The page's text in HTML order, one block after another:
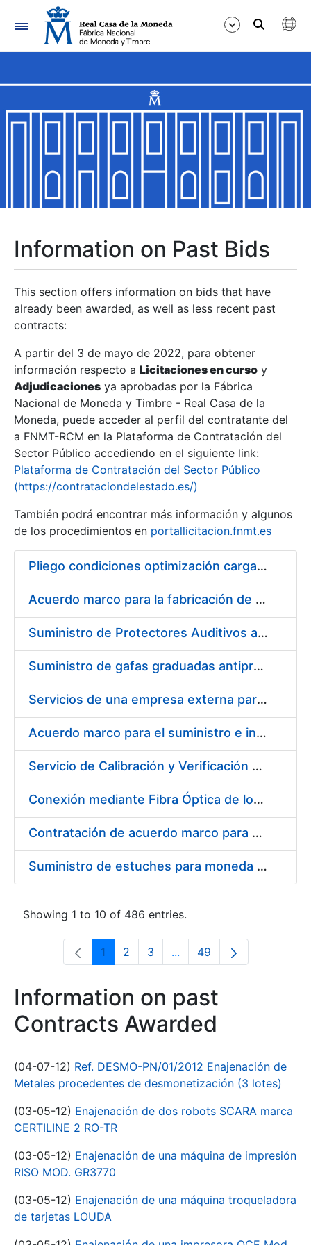
Navigation
Show/Hide
Show/Hide
Show/Hide
Show/Hide
Show/Hide
Show/Hide
Information on Past Bids
This section offers information on bids that have
already been awarded, as well as less recent past
contracts:
A partir del 3 de mayo de 2022, para obtener
información respecto a Licitaciones en curso y
Adjudicaciones ya aprobadas por la Fábrica
Nacional de Moneda y Timbre - Real Casa de la
Moneda, puede acceder al perfil del contratante del
a FNMT-RCM en la Plataforma de Contratación del
Sector Público accediendo en el siguiente link:
Plataforma de Contratación del Sector Público
(https://contrataciondelestado.es/)
También podrá encontrar más información y algunos
de los procedimientos en portallicitacion.fnmt.es
Pliego condiciones optimización cargas compras firmado
Acuerdo marco para la fabricación de piezas
Suministro de Protectores Auditivos a medida para las personas trabajadoras de los Centros de Trabajo de Madrid y Burgos
Suministro de gafas graduadas antiproyecciones para los trabajadores de la FNMT-RCM en los centros de trabajo de Madrid y Burgos
Servicios de una empresa externa para el asesoramiento y resolución de los recursos de alzada que se presentan relacionados con procesos de selección para la FNMT-RCM
Acuerdo marco para el suministro e instalación de persianas, estores y otros complementos
Servicio de Calibración y Verificación Externa de los Equipos de Medición del Servicio de Prevención de la FNMT-RCM
Conexión mediante Fibra Óptica de los Centros de Proceso de Datos (CPDs) de las sedes de la FNMT-RCM de Burgos y Madrid
Contratación de acuerdo marco para el Suministro de Material de Electricidad para la Fábrica Nacional de Moneda y Timbre-Real Casa de la Moneda en su centro de trabajo de Burgos
Suministro de estuches para moneda de 30 €
Showing 1 to 10 of 486 entries.
Page
1 Page
2 Page
3 ...Intermediate Pages Use
Page
49
Information on past
Contracts Awarded
(04-07-12) Ref. DESMO-PN/01/2012 Enajenación de
Metales procedentes de desmonetización (3 lotes)
(03-05-12) Enajenación de dos robots SCARA marca
CERTILINE 2 RO-TR
(03-05-12) Enajenación de una máquina de impresión
RISO MOD. GR3770
(03-05-12) Enajenación de una máquina troqueladora
de tarjetas LOUDA